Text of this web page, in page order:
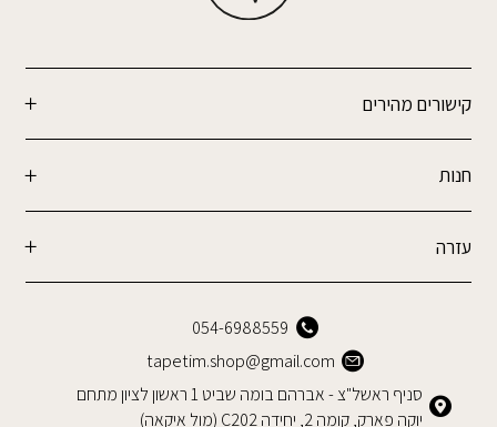
קישורים מהירים
חנות
עזרה
054-6988559
tapetim.shop@gmail.com
סניף ראשל"צ - אברהם בומה שביט 1 ראשון לציון מתחם
יוקה פארק, קומה 2, יחידה C202 (מול איקאה)